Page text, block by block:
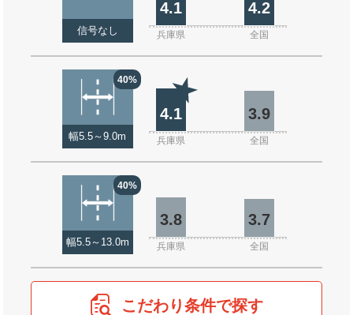
信号なし
4.1 4.2
兵庫県 全国
40%
幅5.5～9.0m
4.1 3.9
兵庫県 全国
40%
幅5.5～13.0m
3.8 3.7
兵庫県 全国
こだわり条件で探す